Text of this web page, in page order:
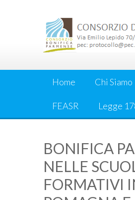
Home Chi Siamo
FEASR Legge
BONIFICA
NELLE
FORMATIVI